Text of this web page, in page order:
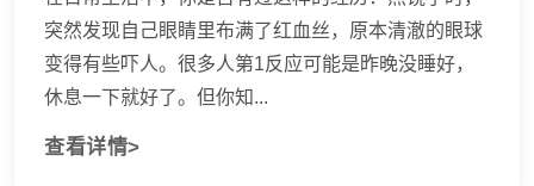
突然发现自己眼睛里布满了红血丝，原本清澈的眼球
变得有些吓人。很多人第1反应可能是昨晚没睡好，
休息一下就好了。但你知...
查看详情>